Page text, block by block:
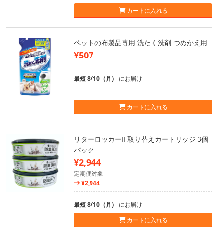
カートに入れる
ペットの布製品専用 洗たく洗剤 つめかえ用
¥507
最短 8/10（月） にお届け
カートに入れる
リターロッカーII 取り替えカートリッジ 3個
パック
¥2,944
定期便対象
¥2,944
最短 8/10（月） にお届け
カートに入れる